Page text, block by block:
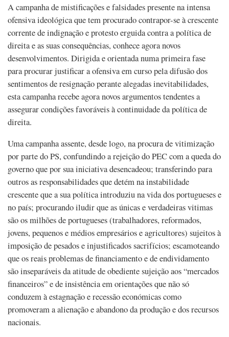
A campanha de mistificações e falsidades presente na intensa
ofensiva ideológica que tem procurado contrapor-se à crescente
corrente de indignação e protesto erguida contra a política de
direita e as suas consequências, conhece agora novos
desenvolvimentos. Dirigida e orientada numa primeira fase
para procurar justificar a ofensiva em curso pela difusão dos
sentimentos de resignação perante alegadas inevitabilidades,
esta campanha recebe agora novos argumentos tendentes a
assegurar condições favoráveis à continuidade da política de
direita.
Uma campanha assente, desde logo, na procura de vitimização
por parte do PS, confundindo a rejeição do PEC com a queda do
governo que por sua iniciativa desencadeou; transferindo para
outros as responsabilidades que detém na instabilidade
crescente que a sua política introduziu na vida dos portugueses e
no país; procurando iludir que as únicas e verdadeiras vitimas
são os milhões de portugueses (trabalhadores, reformados,
jovens, pequenos e médios empresários e agricultores) sujeitos à
imposição de pesados e injustificados sacrifícios; escamoteando
que os reais problemas de financiamento e de endividamento
são inseparáveis da atitude de obediente sujeição aos “mercados
financeiros” e de insistência em orientações que não só
conduzem à estagnação e recessão económicas como
promoveram a alienação e abandono da produção e dos recursos
nacionais.